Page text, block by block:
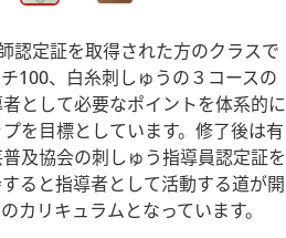
認定証を取得された方のクラスで
100、白糸刺しゅうの３コースの
として必要なポイントを体系的に
を目標としています。修了後は有
及協会の刺しゅう指導員認定証を
ると指導者として活動する道が開
カリキュラムとなっています。